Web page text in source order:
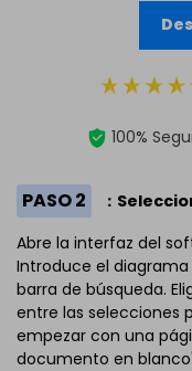
100%
PASO 2
：
Abre la interfaz del
Introduce el
barra de búsqueda.
entre las selecciones
empezar con una
documento en